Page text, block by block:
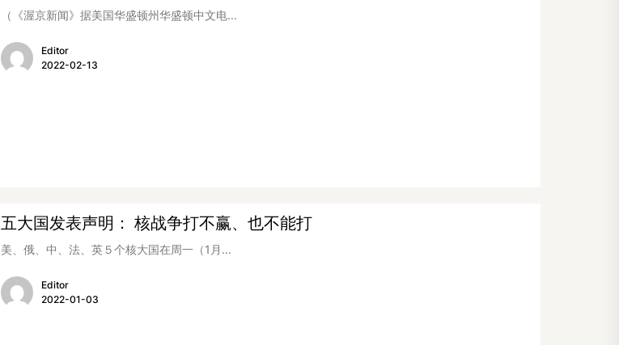
（《渥京新闻》据美国华盛顿州华盛顿中文电...
Editor
2022-02-13
五大国发表声明： 核战争打不赢、也不能打
美、俄、中、法、英５个核大国在周一（1月...
Editor
2022-01-03